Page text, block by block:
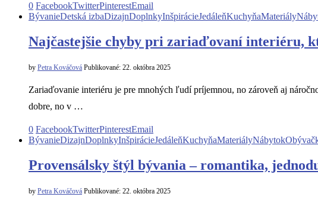
0 FacebookTwitterPinterestEmail
BývanieDetská izbaDizajnDoplnkyInšpirácieJedáleňKuchyňaMateriály
Najčastejšie chyby pri zariaďovaní interiéru,
by Petra Kováčová Publikované: 22. októbra 2025
Zariaďovanie interiéru je pre mnohých ľudí príjemnou, no zároveň aj
dobre, no v …
0 FacebookTwitterPinterestEmail
BývanieDizajnDoplnkyInšpirácieJedáleňKuchyňaMateriályNábytok
Provensálsky štýl bývania – romantika,
by Petra Kováčová Publikované: 22. októbra 2025